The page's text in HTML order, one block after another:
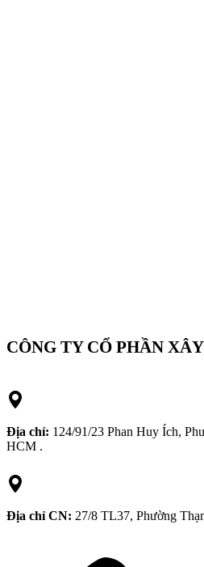
CÔNG TY CỔ PHẦN
Địa chỉ: 124/91/23 Phan Huy Ích,
HCM .
Địa chỉ CN: 27/8 TL37, Phường